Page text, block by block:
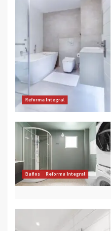
Reforma Integral
Baños Reforma Integral